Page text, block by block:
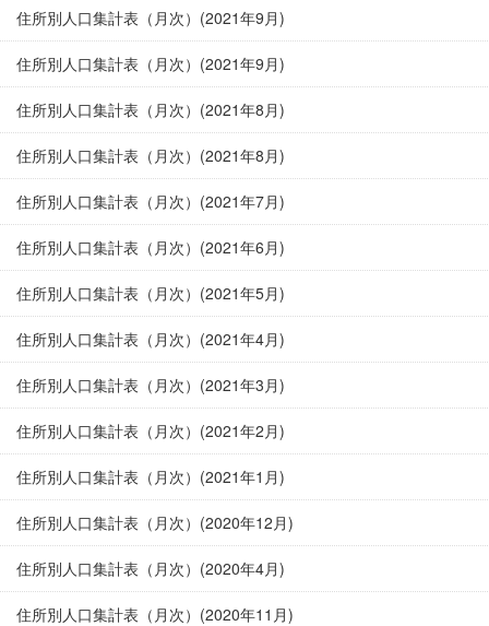
住所別人口集計表（月次）(2021年9月)
住所別人口集計表（月次）(2021年9月)
住所別人口集計表（月次）(2021年8月)
住所別人口集計表（月次）(2021年8月)
住所別人口集計表（月次）(2021年7月)
住所別人口集計表（月次）(2021年6月)
住所別人口集計表（月次）(2021年5月)
住所別人口集計表（月次）(2021年4月)
住所別人口集計表（月次）(2021年3月)
住所別人口集計表（月次）(2021年2月)
住所別人口集計表（月次）(2021年1月)
住所別人口集計表（月次）(2020年12月)
住所別人口集計表（月次）(2020年4月)
住所別人口集計表（月次）(2020年11月)